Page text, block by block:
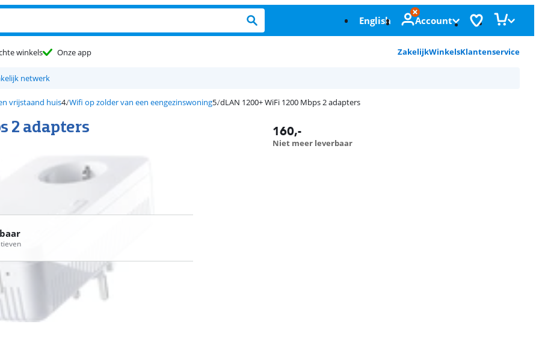
English Account
winkels Onze app ZakelijkWinkelsKlantenservice
netwerk
vrijstaand huis Wifi op zolder van een eengezinswoning dLAN 1200+ WiFi 1200 Mbps 2 adapters
2 adapters 160,-
Niet meer leverbaar